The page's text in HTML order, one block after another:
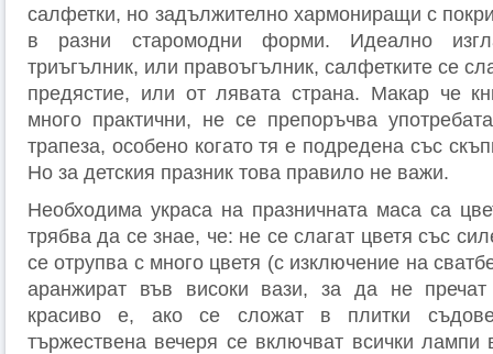
салфетки, но задължително хармониращи с
в разни старомодни форми. Идеално
триъгълник, или правоъгълник, салфетките се
предястие, или от лявата страна. Макар че
много практични, не се препоръчва
трапеза, особено когато тя е подредена със
Но за детския празник това правило не важи.
Необходима украса на празничната маса са
трябва да се знае, че: не се слагат цветя със
се отрупва с много цветя (с изключение на
аранжират във високи вази, за да не пречат
красиво е, ако се сложат в плитки
тържествена вечеря се включват всички лампи